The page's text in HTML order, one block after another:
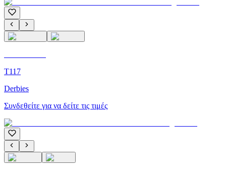
T117
Derbies
Συνδεθείτε για να δείτε τις τιμές